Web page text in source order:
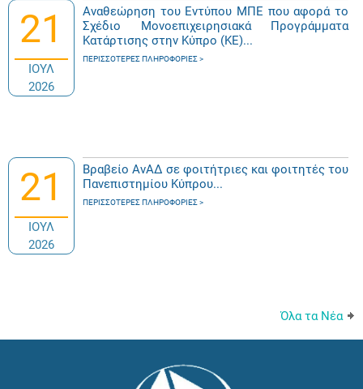
21
ΙΟΥΛ
2026
Αναθεώρηση του Εντύπου ΜΠΕ που αφορά το
Σχέδιο Μονοεπιχειρησιακά Προγράμματα
Κατάρτισης στην Κύπρο (ΚΕ)...
ΠΕΡΙΣΣΌΤΕΡΕΣ ΠΛΗΡΟΦΟΡΊΕΣ
21
ΙΟΥΛ
2026
Βραβείο ΑνΑΔ σε φοιτήτριες και φοιτητές του
Πανεπιστημίου Κύπρου...
ΠΕΡΙΣΣΌΤΕΡΕΣ ΠΛΗΡΟΦΟΡΊΕΣ
Όλα τα Νέα